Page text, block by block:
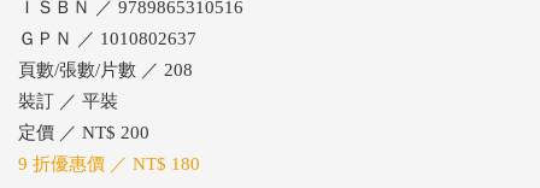
ＩＳＢＮ ／ 9789865310516
ＧＰＮ ／ 1010802637
頁數/張數/片數 ／ 208
裝訂 ／ 平裝
定價 ／ NT$ 200
9 折優惠價 ／ NT$ 180